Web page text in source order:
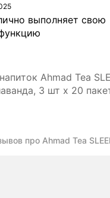
выполняет свою
Ahmad Tea
3 шт х 20
про Ahmad Tea